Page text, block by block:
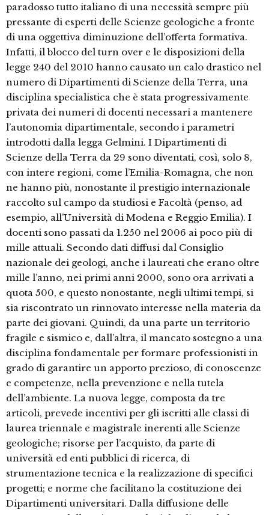
paradosso tutto italiano di una necessità sempre più
pressante di esperti delle Scienze geologiche a fronte
di una oggettiva diminuzione dell’offerta formativa.
Infatti, il blocco del turn over e le disposizioni della
legge 240 del 2010 hanno causato un calo drastico nel
numero di Dipartimenti di Scienze della Terra, una
disciplina specialistica che è stata progressivamente
privata dei numeri di docenti necessari a mantenere
l’autonomia dipartimentale, secondo i parametri
introdotti dalla legga Gelmini. I Dipartimenti di
Scienze della Terra da 29 sono diventati, così, solo 8,
con intere regioni, come l’Emilia-Romagna, che non
ne hanno più, nonostante il prestigio internazionale
raccolto sul campo da studiosi e Facoltà (penso, ad
esempio, all’Università di Modena e Reggio Emilia). I
docenti sono passati da 1.250 nel 2006 ai poco più di
mille attuali. Secondo dati diffusi dal Consiglio
nazionale dei geologi, anche i laureati che erano oltre
mille l’anno, nei primi anni 2000, sono ora arrivati a
quota 500, e questo nonostante, negli ultimi tempi, si
sia riscontrato un rinnovato interesse nella materia da
parte dei giovani. Quindi, da una parte un territorio
fragile e sismico e, dall’altra, il mancato sostegno a una
disciplina fondamentale per formare professionisti in
grado di garantire un apporto prezioso, di conoscenze
e competenze, nella prevenzione e nella tutela
dell’ambiente. La nuova legge, composta da tre
articoli, prevede incentivi per gli iscritti alle classi di
laurea triennale e magistrale inerenti alle Scienze
geologiche; risorse per l’acquisto, da parte di
università ed enti pubblici di ricerca, di
strumentazione tecnica e la realizzazione di specifici
progetti; e norme che facilitano la costituzione dei
Dipartimenti universitari. Dalla diffusione delle